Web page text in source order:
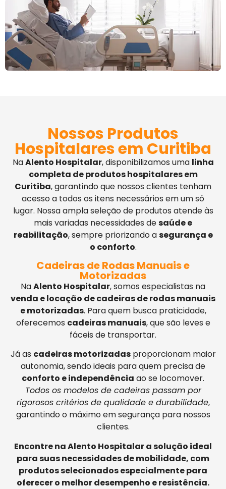
Nossos Produtos
Hospitalares em Curitiba
NaAlento Hospitalar, disponibilizamos uma linha
completa de produtos hospitalares em
Curitiba, garantindo que nossos clientes tenham
acesso a todos os itens necessários em um só
lugar. Nossa ampla seleção de produtos atende às
mais variadas necessidades desaúde e
reabilitação, sempre priorizando asegurança e
o conforto.
Cadeiras de Rodas Manuais e
Motorizadas
NaAlento Hospitalar, somos especialistas na
venda e locação de cadeiras de rodas manuais
e motorizadas. Para quem busca praticidade,
oferecemos cadeiras manuais, que são leves e
fáceis de transportar.
Já as cadeiras motorizadasproporcionam maior
autonomia, sendo ideais para quem precisa de
conforto e independência ao se locomover.
Todos os modelos de cadeiras passam por
rigorosos critérios de qualidade e durabilidade,
garantindo o máximo em segurança para nossos
clientes.
Encontre na Alento Hospitalar a solução ideal
para suas necessidades de mobilidade, com
produtos selecionados especialmente para
oferecer o melhor desempenho e resistência.